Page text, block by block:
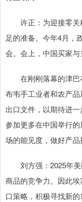
许正：为迎接零关
足的准备。今年4月，
会。会上，中国买家与
在刚刚落幕的津巴
布韦手工业者和农产
出口文件，以期待进
参加更多在中国举行
场的能见度，做好产品
刘方强：2025年美
商品的竞争力。因此
口策略，积极寻找新